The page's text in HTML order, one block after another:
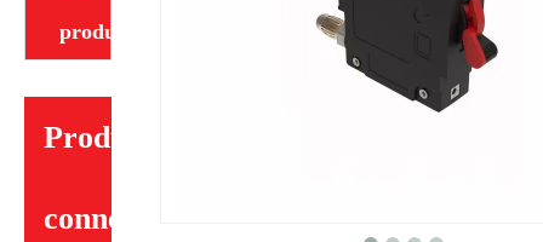
produit
Produits
connexes